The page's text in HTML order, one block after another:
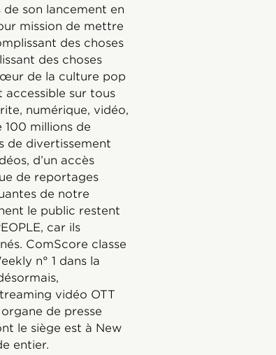
son lancement en
mission de mettre
des choses
des choses
de la culture pop
accessible sur tous
numérique, vidéo,
100 millions de
de divertissement
d’un accès
de reportages
de notre
le public restent
car ils
ComScore classe
n° 1 dans la
vidéo OTT
de presse
le siège est à New
entier.